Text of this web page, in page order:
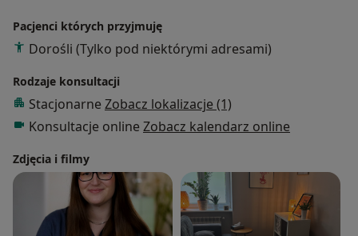
Pacjenci których przyjmuję
Dorośli (Tylko pod niektórymi adresami)
Rodzaje konsultacji
Stacjonarne Zobacz lokalizacje (1)
Konsultacje online Zobacz kalendarz online
Zdjęcia i filmy